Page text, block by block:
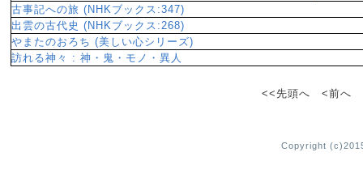
古事記への旅 (NHKブックス:347)
出雲の古代史 (NHKブックス:268)
やまたのおろち (美しい心シリーズ)
訪れる神々 : 神・鬼・モノ・異人
<<先頭へ <前
Copyright